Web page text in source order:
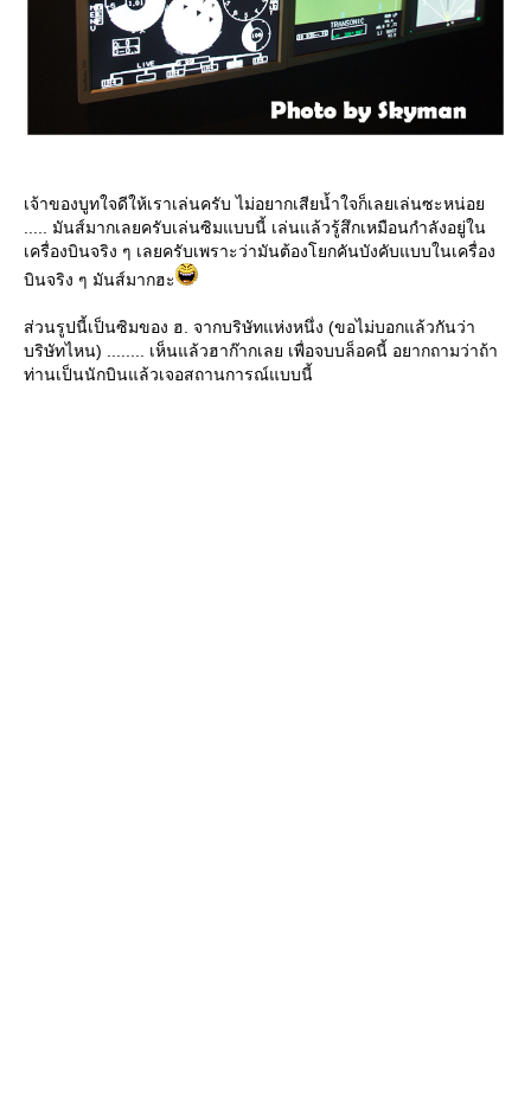
เจ้าของบูทใจดีให้เราเล่นครับ ไม่อยากเสียน้ำใจก็เลยเล่นซะหน่อ
..... มันส์มากเลยครับเล่นซิมแบบนี้ เล่นแล้วรู้สึกเหมือนกำลังอยู่ใน
เครื่องบินจริง ๆ เลยครับเพราะว่ามันต้องโยกคันบังคับแบบในเครื่อง
บินจริง ๆ มันส์มากฮะ
ส่วนรูปนี้เป็นซิมของ ฮ. จากบริษัทแห่งหนึ่ง (ขอไม่บอกแล้วกันว่า
บริษัทไหน) ........ เห็นแล้วฮาก๊ากเลย เพื่อจบบล็อคนี้ อยากถามว่าถ้า
ท่านเป็นนักบินแล้วเจอสถานการณ์แบบนี้